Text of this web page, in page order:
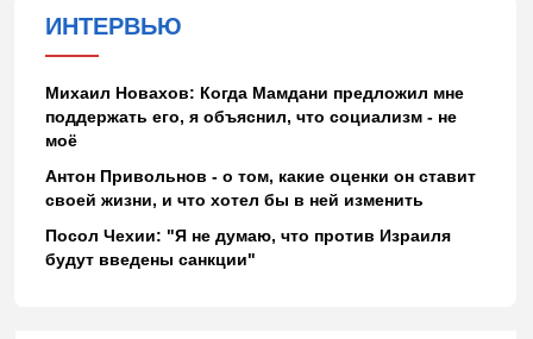
ИНТЕРВЬЮ
Михаил Новахов: Когда Мамдани предложил мне
поддержать его, я объяснил, что социализм - не
моё
Антон Привольнов - о том, какие оценки он ставит
своей жизни, и что хотел бы в ней изменить
Посол Чехии: "Я не думаю, что против Израиля
будут введены санкции"